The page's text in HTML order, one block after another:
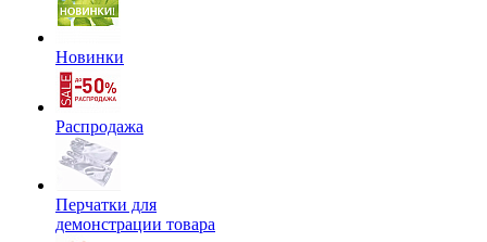
Новинки
Распродажа
Перчатки для
демонстрации товара